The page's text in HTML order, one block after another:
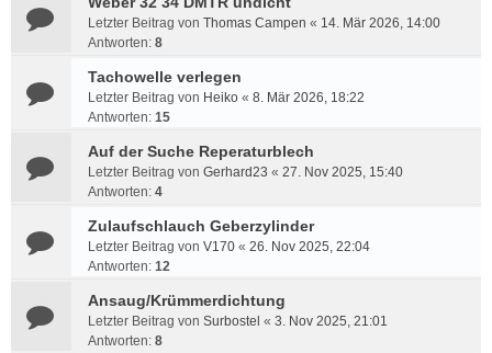
Letzter Beitrag von Thomas Campen « 14. Mär 2026, 14:00
Antworten: 8
Tachowelle verlegen
Letzter Beitrag von Heiko « 8. Mär 2026, 18:22
Antworten: 15
Auf der Suche Reperaturblech
Letzter Beitrag von Gerhard23 « 27. Nov 2025, 15:40
Antworten: 4
Zulaufschlauch Geberzylinder
Letzter Beitrag von V170 « 26. Nov 2025, 22:04
Antworten: 12
Ansaug/Krümmerdichtung
Letzter Beitrag von Surbostel « 3. Nov 2025, 21:01
Antworten: 8